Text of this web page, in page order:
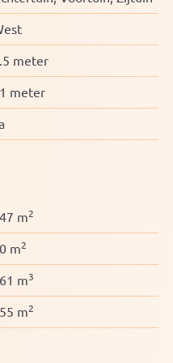
meter
meter
m2
m2
m3
m2